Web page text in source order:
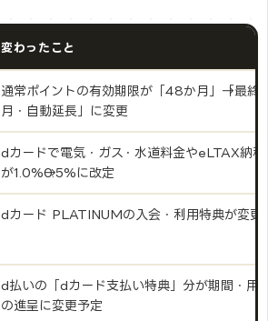
変わったこと
通常ポイントの有効期限が「48か月」→「最終
月・自動延長」に変更
dカードで電気・ガス・水道料金やeLTAX納
が1.0%→0.5%に改定
dカード PLATINUMの入会・利用特典が変更
d払いの「dカード支払い特典」分が期間・用
の進呈に変更予定